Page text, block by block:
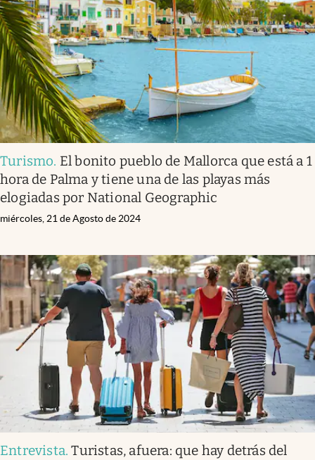
Turismo. El bonito pueblo de Mallorca que está a 1
hora de Palma y tiene una de las playas más
elogiadas por National Geographic
miércoles, 21 de Agosto de 2024
Entrevista.Turistas, afuera: que hay detrás del